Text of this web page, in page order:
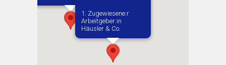
1. Zugewiesene:r
Arbeitgeber:in​
Häusler & Co.